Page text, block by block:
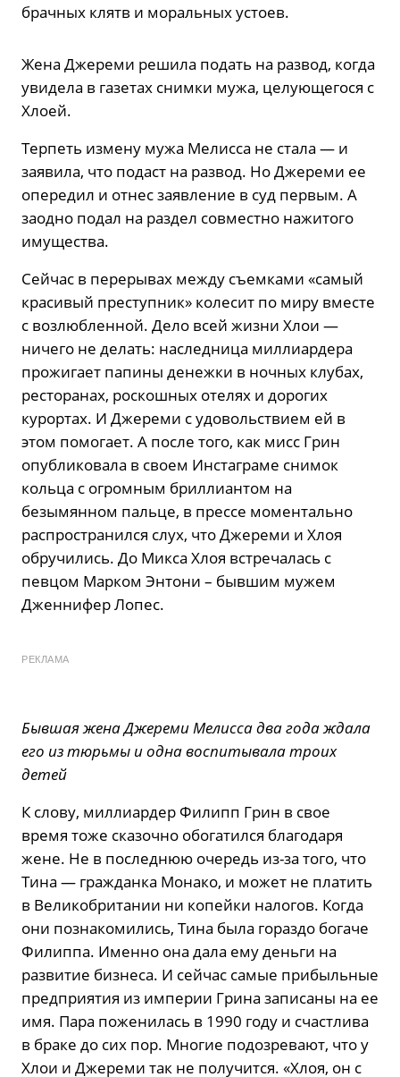
брачных клятв и моральных устоев.
Жена Джереми решила подать на развод, когда
увидела в газетах снимки мужа, целующегося с
Хлоей.
Терпеть измену мужа Мелисса не стала — и
заявила, что подаст на развод. Но Джереми ее
опередил и отнес заявление в суд первым. А
заодно подал на раздел совместно нажитого
имущества.
Сейчас в перерывах между съемками «самый
красивый преступник» колесит по миру вместе
с возлюбленной. Дело всей жизни Хлои —
ничего не делать: наследница миллиардера
прожигает папины денежки в ночных клубах,
ресторанах, роскошных отелях и дорогих
курортах. И Джереми с удовольствием ей в
этом помогает. А после того, как мисс Грин
опубликовала в своем Инстаграме снимок
кольца с огромным бриллиантом на
безымянном пальце, в прессе моментально
распространился слух, что Джереми и Хлоя
обручились. До Микса Хлоя встречалась с
певцом Марком Энтони – бывшим мужем
Дженнифер Лопес.
РЕКЛАМА
Бывшая жена Джереми Мелисса два года ждала
его из тюрьмы и одна воспитывала троих
детей
К слову, миллиардер Филипп Грин в свое
время тоже сказочно обогатился благодаря
жене. Не в последнюю очередь из-за того, что
Тина — гражданка Монако, и может не платить
в Великобритании ни копейки налогов. Когда
они познакомились, Тина была гораздо богаче
Филиппа. Именно она дала ему деньги на
развитие бизнеса. И сейчас самые прибыльные
предприятия из империи Грина записаны на ее
имя. Пара поженилась в 1990 году и счастлива
в браке до сих пор. Многие подозревают, что у
Хлои и Джереми так не получится. «Хлоя, он с